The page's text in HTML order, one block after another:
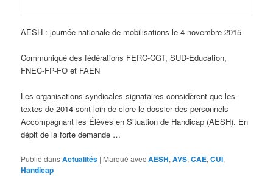
AESH : journée nationale de mobilisations le 4 novembre 2015
Communiqué des fédérations FERC-CGT, SUD-Education,
FNEC-FP-FO et FAEN
Les organisations syndicales signataires considèrent que les
textes de 2014 sont loin de clore le dossier des personnels
Accompagnant les Élèves en Situation de Handicap (AESH). En
dépit de la forte demande …
Publié dansActualités | Marqué avecAESH,AVS,CAE,CUI,
Handicap